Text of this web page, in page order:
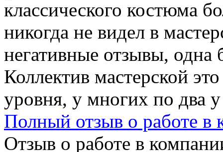
классического костюма
никогда не видел в
негативные отзывы, одна
Коллектив мастерской
уровня, у многих по два
Полный отзыв о работе в
Отзыв о работе в